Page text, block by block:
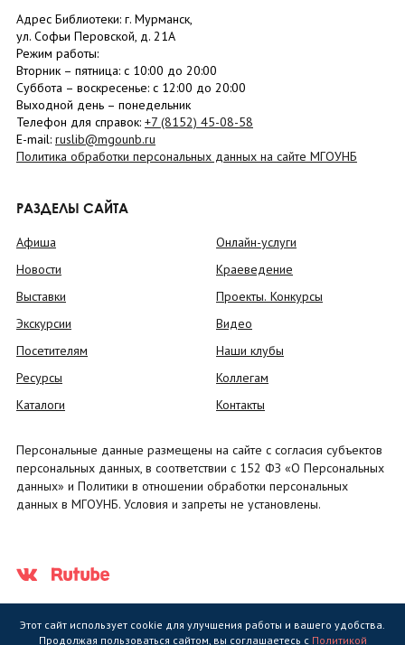
Адрес Библиотеки: г. Мурманск,
ул. Софьи Перовской, д. 21А
Режим работы:
Вторник – пятница: с 10:00 до 20:00
Суббота – воскресенье: c 12:00 до 20:00
Выходной день – понедельник
Телефон для справок: +7 (8152) 45-08-58
E-mail: ruslib@mgounb.ru
Политика обработки персональных данных на сайте МГОУНБ
РАЗДЕЛЫ САЙТА
Афиша
Новости
Выставки
Экскурсии
Посетителям
Ресурсы
Каталоги
Онлайн-услуги
Краеведение
Проекты. Конкурсы
Видео
Наши клубы
Коллегам
Контакты
Персональные данные размещены на сайте с согласия субъектов
персональных данных, в соответствии с 152 ФЗ «О Персональных
данных» и Политики в отношении обработки персональных
данных в МГОУНБ. Условия и запреты не установлены.
Этот сайт использует cookie для улучшения работы и вашего удобства.
Продолжая пользоваться сайтом, вы соглашаетесь с Политикой